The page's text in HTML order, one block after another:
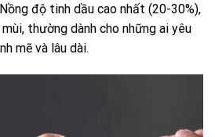
độ tinh dầu cao nhất (20-30%),
thường dành cho những ai yêu
mẽ và lâu dài.